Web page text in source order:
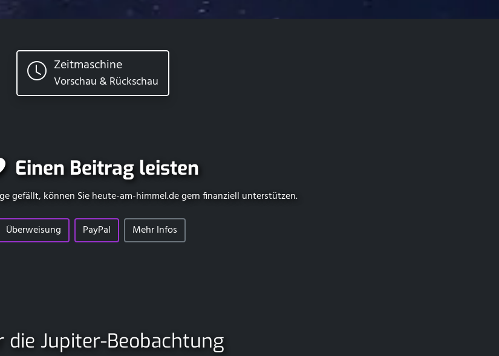
Zeitmaschine
Vorschau & Rückschau
Einen Beitrag leisten
gefällt, können Sieheute-am-himmel.degern finanziell unterstützen.
Überweisung PayPal Mehr Infos
die Jupiter-Beobachtung